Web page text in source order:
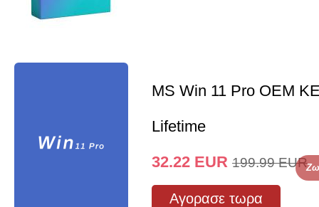
MS Win 11 Pro OEM
Lifetime
32.22 EUR 199.99 EUR
Αγορασε τωρα